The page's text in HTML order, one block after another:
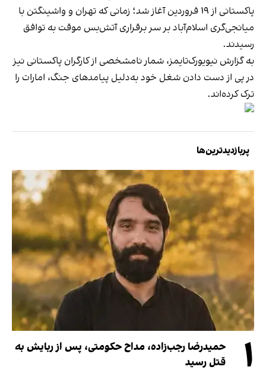
پاکستانی از ۱۹ فروردین آغاز شد؛ زمانی که تهران و واشینگتن با
میانجی‌گری اسلام‌آباد بر سر برقراری آتش‌بس موقت به توافق
رسیدند.
به گزارش نیویورک‌تایمز، شمار نامشخصی از کارگران پاکستانی نیز
در پی از دست دادن شغل خود به‌دلیل پیامدهای جنگ، امارات را
ترک کرده‌اند.
پربازدیدترین‌ها
۱
حمیدرضا رجب‌زاده، مداح حکومتی، پس از ربایش به
قتل رسید